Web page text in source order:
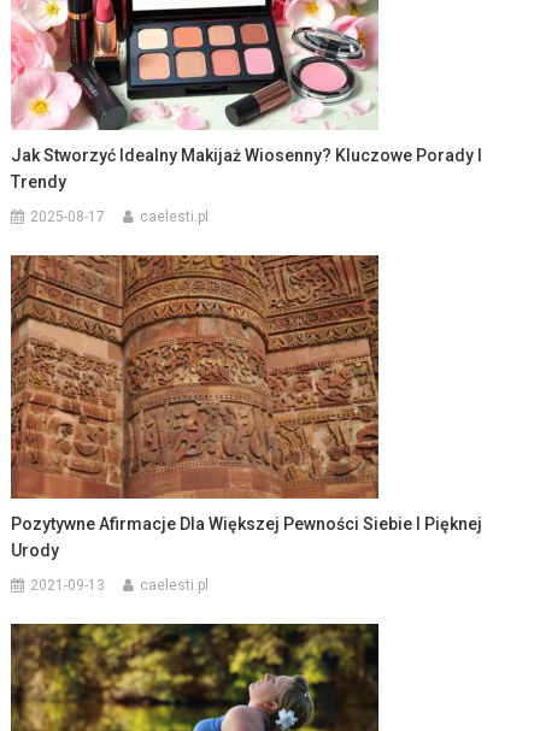
Jak Stworzyć Idealny Makijaż Wiosenny? Kluczowe Porady I
Trendy
2025-08-17 caelesti.pl
Pozytywne Afirmacje Dla Większej Pewności Siebie I Pięknej
Urody
2021-09-13 caelesti.pl